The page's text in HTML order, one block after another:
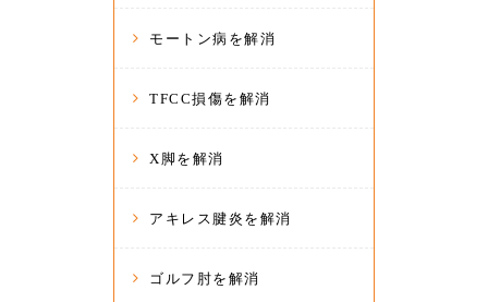
モートン病を解消
TFCC損傷を解消
X脚を解消
アキレス腱炎を解消
ゴルフ肘を解消